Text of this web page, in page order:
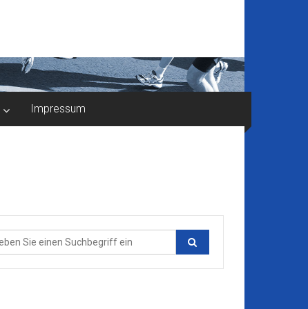
Impressum